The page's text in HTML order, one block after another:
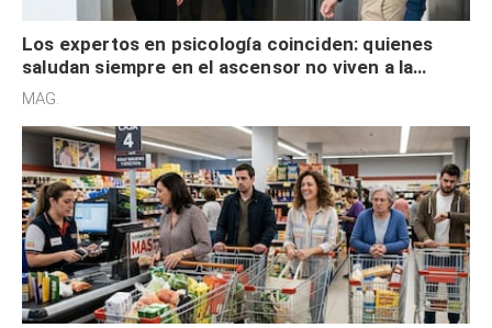
Los expertos en psicología coinciden: quienes
saludan siempre en el ascensor no viven a la
defensiva y tienen apertura social
MAG.